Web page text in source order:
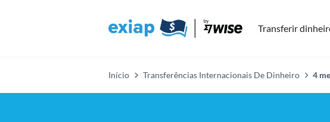
Transferir
Início Transferências Internacionais De Dinheiro 4